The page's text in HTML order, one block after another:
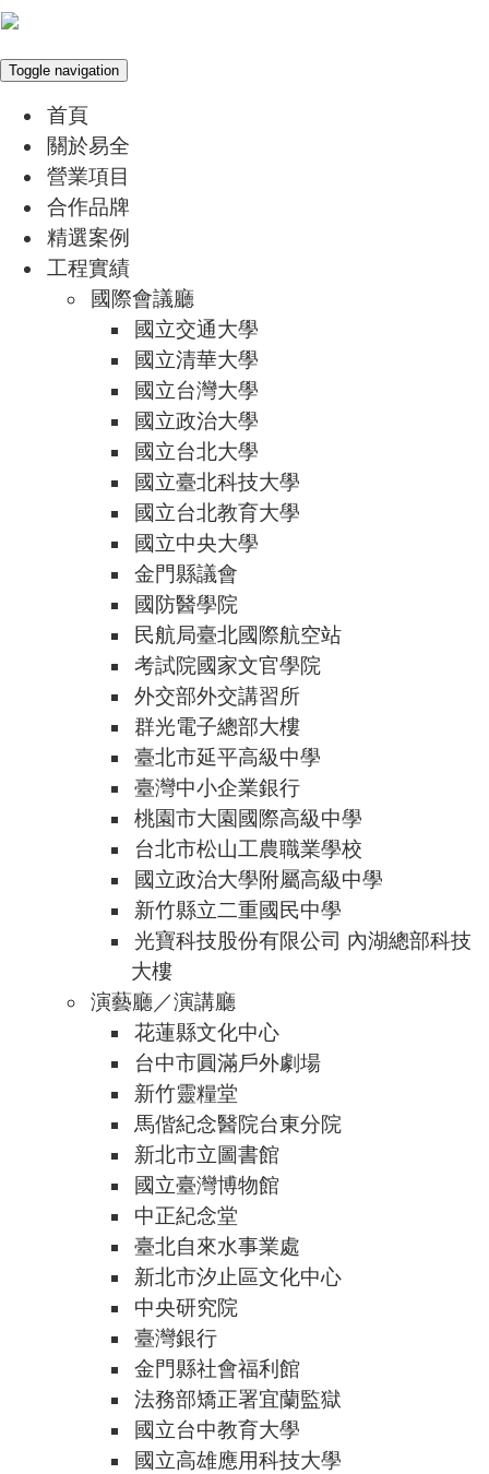
Toggle navigation
首頁
關於易全
營業項目
合作品牌
精選案例
工程實績
國際會議廳
國立交通大學
國立清華大學
國立台灣大學
國立政治大學
國立台北大學
國立臺北科技大學
國立台北教育大學
國立中央大學
金門縣議會
國防醫學院
民航局臺北國際航空站
考試院國家文官學院
外交部外交講習所
群光電子總部大樓
臺北市延平高級中學
臺灣中小企業銀行
桃園市大園國際高級中學
台北市松山工農職業學校
國立政治大學附屬高級中學
新竹縣立二重國民中學
光寶科技股份有限公司 內湖總部科技
大樓
演藝廳／演講廳
花蓮縣文化中心
台中市圓滿戶外劇場
新竹靈糧堂
馬偕紀念醫院台東分院
新北市立圖書館
國立臺灣博物館
中正紀念堂
臺北自來水事業處
新北市汐止區文化中心
中央研究院
臺灣銀行
金門縣社會福利館
法務部矯正署宜蘭監獄
國立台中教育大學
國立高雄應用科技大學